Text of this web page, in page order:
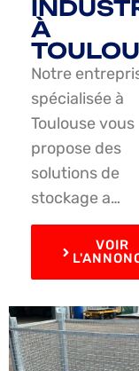
À
Notre
spécialisée à
Toulouse vous
propose des
solutions de
stockage a…
VOIR